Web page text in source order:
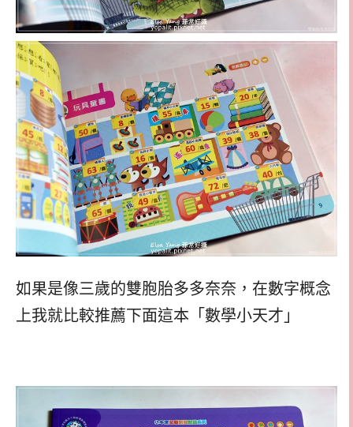
如果是像三歲的雙胞胎多多奈奈，在數字概念
上我就比較推薦下面這本「數學小天才」